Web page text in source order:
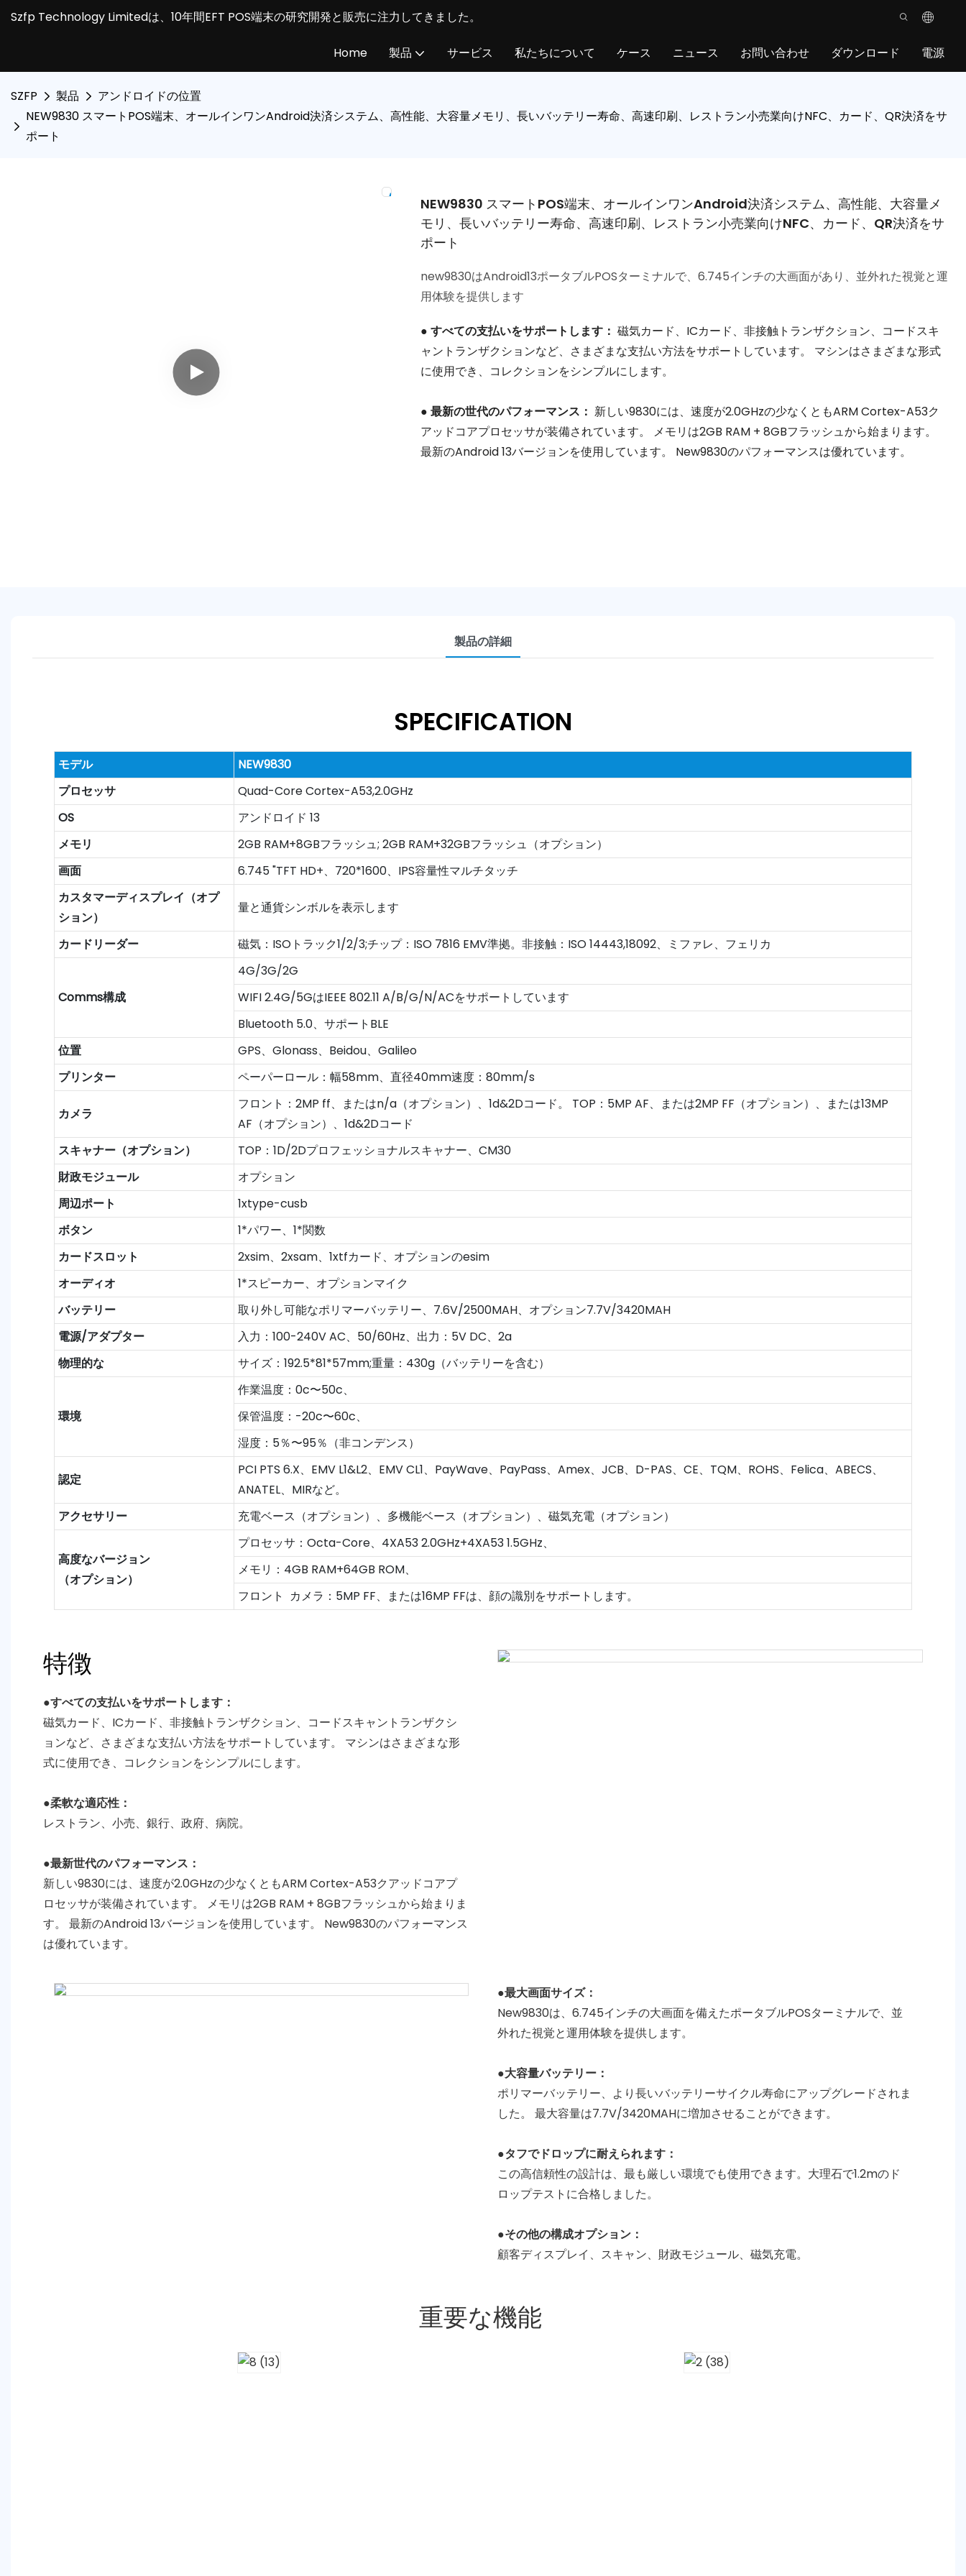
Szfp Technology Limitedは、10年間EFT POS端末の研究開発と販売に注力してきました。
Home 製品 サービス 私たちについて ケース ニュース お問い合わせ ダウンロード 電源
SZFP 製品
アンドロイドの位置
NEW9830 スマートPOS端末、オールインワンAndroid決済システム、高性能、大容量メモリ、長いバッテリー寿命、高速印刷、レストラン小売業向けNFC、カード、QR決済をサ
ポート
NEW9830 スマートPOS端末、オールインワンAndroid決済システム、高性能、大容量メ
モリ、長いバッテリー寿命、高速印刷、レストラン小売業向けNFC、カード、QR決済をサ
ポート
new9830はAndroid13ポータブルPOSターミナルで、6.745インチの大画面があり、並外れた視覚と運
用体験を提供します
● すべての支払いをサポートします： 磁気カード、ICカード、非接触トランザクション、コードスキ
ャントランザクションなど、さまざまな支払い方法をサポートしています。 マシンはさまざまな形式
に使用でき、コレクションをシンプルにします。
● 最新の世代のパフォーマンス： 新しい9830には、速度が2.0GHzの少なくともARM Cortex-A53ク
アッドコアプロセッサが装備されています。 メモリは2GB RAM + 8GBフラッシュから始まります。
最新のAndroid 13バージョンを使用しています。 New9830のパフォーマンスは優れています。
製品の詳細
SPECIFICATION
モデル
NEW9830
プロセッサ
Quad-Core Cortex-A53,2.0GHz
OS
アンドロイド 13
メモリ
2GB RAM+8GBフラッシュ; 2GB RAM+32GBフラッシュ（オプション）
画面
6.745 "TFT HD+、720*1600、IPS容量性マルチタッチ
カスタマーディスプレイ（オプ
ション）
量と通貨シンボルを表示します
カードリーダー 磁気：ISOトラック1/2/3;チップ：ISO 7816 EMV準拠。非接触：ISO 14443,18092、ミファレ、フェリカ
Comms構成
4G/3G/2G
WIFI 2.4G/5GはIEEE 802.11 A/B/G/N/ACをサポートしています
Bluetooth 5.0、サポートBLE
位置
GPS、Glonass、Beidou、Galileo
プリンター
ペーパーロール：幅58mm、直径40mm速度：80mm/s
カメラ
フロント：2MP ff、またはn/a（オプション）、1d&2Dコード。 TOP：5MP AF、または2MP FF（オプション）、または13MP
AF（オプション）、1d&2Dコード
スキャナー（オプション）
TOP：1D/2Dプロフェッショナルスキャナー、CM30
財政モジュール
オプション
周辺ポート
1xtype-cusb
ボタン
1*パワー、1*関数
カードスロット
2xsim、2xsam、1xtfカード、オプションのesim
オーディオ
1*スピーカー、オプションマイク
バッテリー
取り外し可能なポリマーバッテリー、7.6V/2500MAH、オプション7.7V/3420MAH
電源/アダプター
入力：100-240V AC、50/60Hz、出力：5V DC、2a
物理的な
サイズ：192.5*81*57mm;重量：430g（バッテリーを含む）
環境
作業温度：0c〜50c、
保管温度：-20c〜60c、
湿度：5％〜95％（非コンデンス）
認定
PCI PTS 6.X、EMV L1&L2、EMV CL1、PayWave、PayPass、Amex、JCB、D-PAS、CE、TQM、ROHS、Felica、ABECS、
ANATEL、MIRなど。
アクセサリー
充電ベース（オプション）、多機能ベース（オプション）、磁気充電（オプション）
高度なバージョン
（オプション）
プロセッサ：Octa-Core、4XA53 2.0GHz+4XA53 1.5GHz、
メモリ：4GB RAM+64GB ROM、
フロント カメラ：5MP FF、または16MP FFは、顔の識別をサポートします。
特徴
●すべての支払いをサポートします：
磁気カード、ICカード、非接触トランザクション、コードスキャントランザクシ
ョンなど、さまざまな支払い方法をサポートしています。 マシンはさまざまな形
式に使用でき、コレクションをシンプルにします。
●柔軟な適応性：
レストラン、小売、銀行、政府、病院。
●最新世代のパフォーマンス：
新しい9830には、速度が2.0GHzの少なくともARM Cortex-A53クアッドコアプ
ロセッサが装備されています。 メモリは2GB RAM + 8GBフラッシュから始まりま
す。 最新のAndroid 13バージョンを使用しています。 New9830のパフォーマンス
は優れています。
●最大画面サイズ：
New9830は、6.745インチの大画面を備えたポータブルPOSターミナルで、並
外れた視覚と運用体験を提供します。
●大容量バッテリー：
ポリマーバッテリー、より長いバッテリーサイクル寿命にアップグレードされま
した。 最大容量は7.7V/3420MAHに増加させることができます。
●タフでドロップに耐えられます：
この高信頼性の設計は、最も厳しい環境でも使用できます。大理石で1.2mのド
ロップテストに合格しました。
●その他の構成オプション：
顧客ディスプレイ、スキャン、財政モジュール、磁気充電。
重要な機能